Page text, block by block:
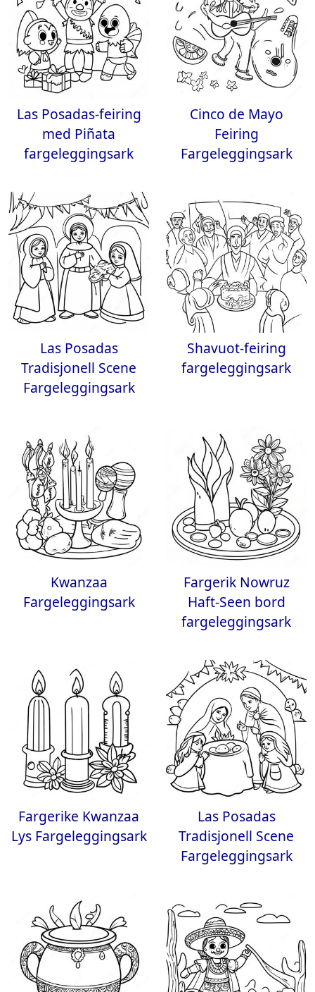
Las Posadas-feiring
med Piñata
fargeleggingsark
Cinco de Mayo
Feiring
Fargeleggingsark
Las Posadas
Tradisjonell Scene
Fargeleggingsark
Shavuot-feiring
fargeleggingsark
Kwanzaa
Fargeleggingsark
Fargerik Nowruz
Haft-Seen bord
fargeleggingsark
Fargerike Kwanzaa
Lys Fargeleggingsark
Las Posadas
Tradisjonell Scene
Fargeleggingsark